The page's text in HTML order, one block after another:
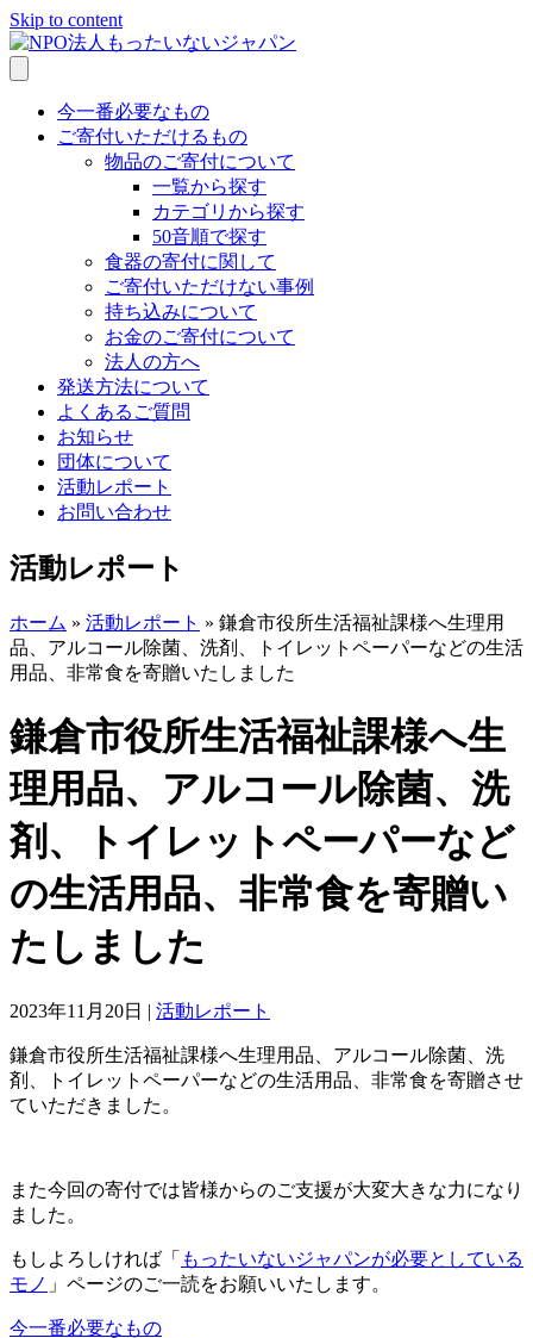
Skip to content
今一番必要なもの
ご寄付いただけるもの
物品のご寄付について
一覧から探す
カテゴリから探す
50音順で探す
食器の寄付に関して
ご寄付いただけない事例
持ち込みについて
お金のご寄付について
法人の方へ
発送方法について
よくあるご質問
お知らせ
団体について
活動レポート
お問い合わせ
活動レポート
ホーム » 活動レポート » 鎌倉市役所生活福祉課様へ生理用
品、アルコール除菌、洗剤、トイレットペーパーなどの生活
用品、非常食を寄贈いたしました
鎌倉市役所生活福祉課様へ生
理用品、アルコール除菌、洗
剤、トイレットペーパーなど
の生活用品、非常食を寄贈い
たしました
2023年11月20日 | 活動レポート
鎌倉市役所生活福祉課様へ生理用品、アルコール除菌、洗
剤、トイレットペーパーなどの生活用品、非常食を寄贈させ
ていただきました。
また今回の寄付では皆様からのご支援が大変大きな力になり
ました。
もしよろしければ「 もったいないジャパンが必要としている
モノ 」ページのご一読をお願いいたします。
今一番必要なもの